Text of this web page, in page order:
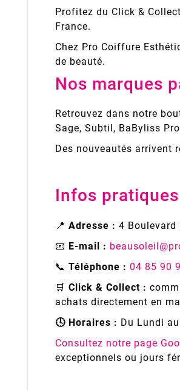
Profitez du Click &
France.
Chez Pro Coiffure
de beauté.
Nos marques
Retrouvez dans notre
Sage, Subtil, BaByliss
Des nouveautés arrivent
Infos
📍 Adresse : 4 Boulevard
📧 E-mail :
📞 Téléphone : 04 85 90
🛒 Click & Collect :
achats directement en
🕓 Horaires : Du Lundi
Consultez notre page
exceptionnels ou jours